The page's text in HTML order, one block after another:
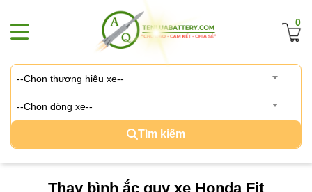
0
--Chọn thương hiệu xe--
--Chọn dòng xe--
Tìm kiếm
Thay bình ắc quy xe Honda Fit